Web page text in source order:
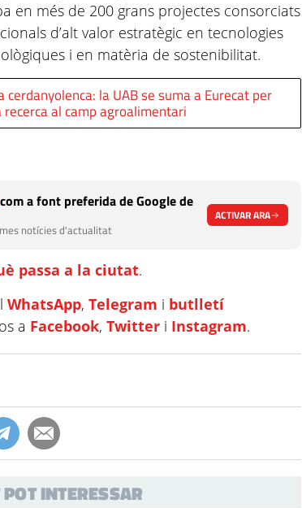
en més de 200 grans projectes consorciats
d’alt valor estratègic en tecnologies
i en matèria de sostenibilitat.
cerdanyolenca: la UAB se suma a Eurecat per
al camp agroalimentari
com a font preferida de Google de
notícies d'actualitat
ACTIVAR ARA
passa a la ciutat.
WhatsApp,Telegram i butlletí
a Facebook,Twitter i Instagram.
INTERESSAR